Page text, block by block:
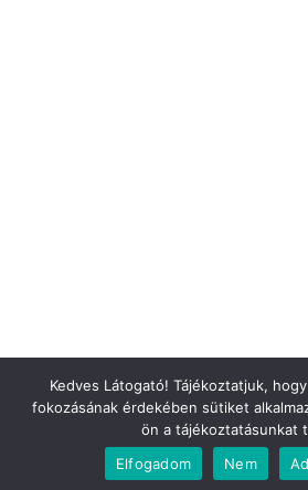
Kedves Látogató! Tájékoztatjuk,
fokozásának érdekében sütiket
ön a tájékoztatásunkat
Elfogadom
Nem